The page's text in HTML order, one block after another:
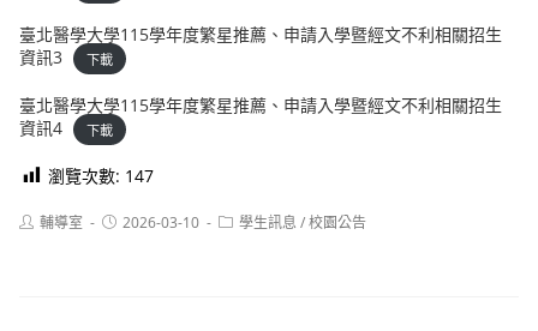
臺北醫學大學115學年度繁星推薦、申請入學暨經文不利相關招生
資訊3
下載
臺北醫學大學115學年度繁星推薦、申請入學暨經文不利相關招生
資訊4
下載
瀏覽次數: 147
Post輔導室
Post2026-03-10
Post學生訊息 /校園公告